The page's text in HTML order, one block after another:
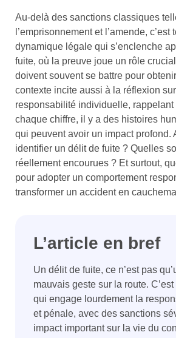
Au-delà des sanctions classiques
l’emprisonnement et l’amende, c’est
dynamique légale qui s’enclenche
fuite, où la preuve joue un rôle
doivent souvent se battre pour
contexte incite aussi à la réflexion
responsabilité individuelle, rappelant
chaque chiffre, il y a des histoires
qui peuvent avoir un impact profond.
identifier un délit de fuite ? Quelles
réellement encourues ? Et surtout,
pour adopter un comportement
transformer un accident en
L’article en bref
Un délit de fuite, ce n’est pas
mauvais geste sur la route.
qui engage lourdement la
et pénale, avec des sanctions
impact important sur la vie du